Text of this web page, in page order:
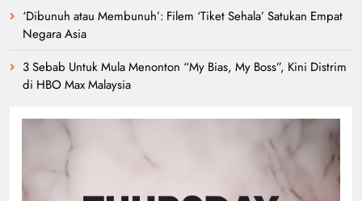
‘Dibunuh atau Membunuh’: Filem ‘Tiket Sehala’ Satukan Empat
Negara Asia
3 Sebab Untuk Mula Menonton “My Bias, My Boss”, Kini Distrim
di HBO Max Malaysia